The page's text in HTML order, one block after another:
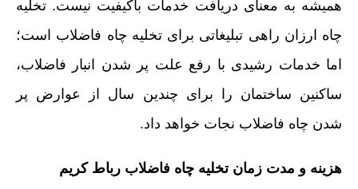
همیشه به معنای دریافت خدمات باکیفیت نیست. تخلیه
چاه ارزان راهی تبلیغاتی برای تخلیه چاه فاضلاب است؛
اما خدمات رشیدی با رفع علت پر شدن انبار فاضلاب،
ساکنین ساختمان را برای چندین سال از عوارض پر
شدن چاه فاضلاب نجات خواهد داد.
هزینه و مدت زمان تخلیه چاه فاضلاب رباط کریم